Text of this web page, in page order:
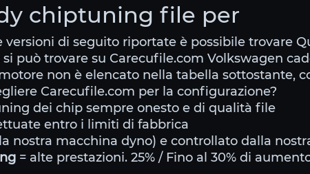
chiptuning file per
di seguito riportate è possibile trovare
può trovare su Carecufile.com Volkswagen
non è elencato nella tabella sottostante,
Carecufile.com per la configurazione?
dei chip sempre onesto e di qualità file
entro i limiti di fabbrica
nostra macchina dyno) e controllato dalla
= alte prestazioni. 25% / Fino al 30% di